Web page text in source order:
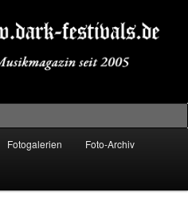
Fotogalerien Foto-Archiv